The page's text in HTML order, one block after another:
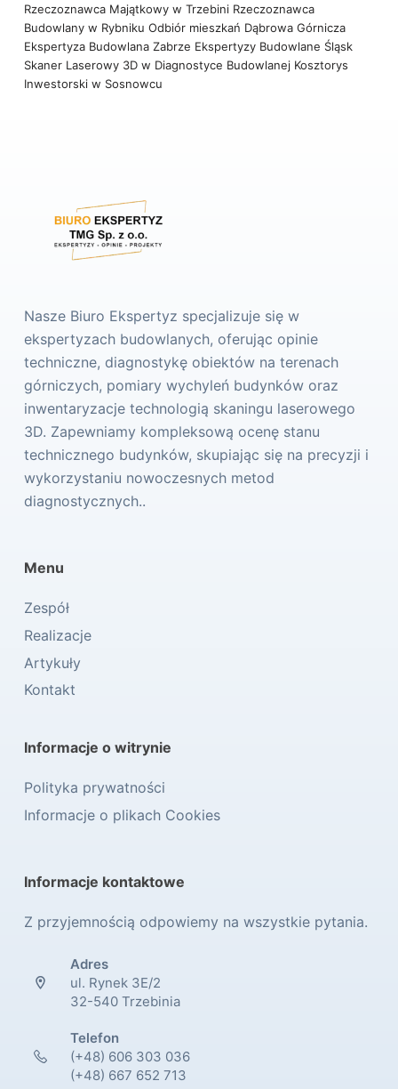
Rzeczoznawca Majątkowy w Trzebini Rzeczoznawca
Budowlany w Rybniku Odbiór mieszkań Dąbrowa Górnicza
Ekspertyza Budowlana Zabrze Ekspertyzy Budowlane Śląsk
Skaner Laserowy 3D w Diagnostyce Budowlanej Kosztorys
Inwestorski w Sosnowcu
Nasze Biuro Ekspertyz specjalizuje się w
ekspertyzach budowlanych, oferując opinie
techniczne, diagnostykę obiektów na terenach
górniczych, pomiary wychyleń budynków oraz
inwentaryzacje technologią skaningu laserowego
3D. Zapewniamy kompleksową ocenę stanu
technicznego budynków, skupiając się na precyzji i
wykorzystaniu nowoczesnych metod
diagnostycznych..
Menu
Zespół
Realizacje
Artykuły
Kontakt
Informacje o witrynie
Polityka prywatności
Informacje o plikach Cookies
Informacje kontaktowe
Z przyjemnością odpowiemy na wszystkie pytania.
Adres
ul. Rynek 3E/2
32-540 Trzebinia
Telefon
(+48) 606 303 036
(+48) 667 652 713